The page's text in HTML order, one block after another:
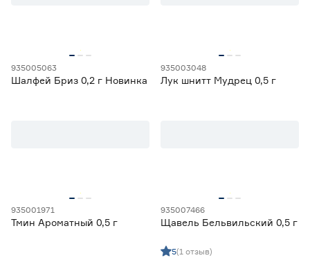
935005063
Шалфей Бриз 0,2 г Новинка
935003048
Лук шнитт Мудрец 0,5 г
935001971
Тмин Ароматный 0,5 г
935007466
Щавель Бельвильский 0,5 г
5(1 отзыв)